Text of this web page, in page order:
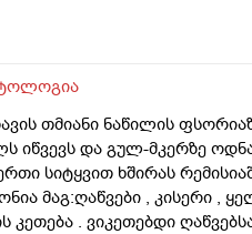
ფსორიაზის დროს ?
გადანერგვა სკალპის
თმიანი ნაწილის
იწვევს და გულ-მკერზე
სიტყვით ხშირას
მაგ:ღაწვები , კისერი ,
კეთება . ვიკეთებდი